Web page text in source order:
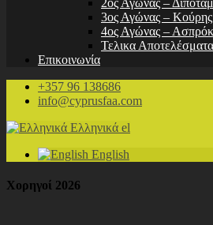
2ος Αγώνας –
3ος Αγώνας –
4ος Αγώνας –
Τελικα
Επικοινωνία
+357 96 138686
info@cyprusfaa.com
Ελληνικά el
English
Χορηγοί 2026